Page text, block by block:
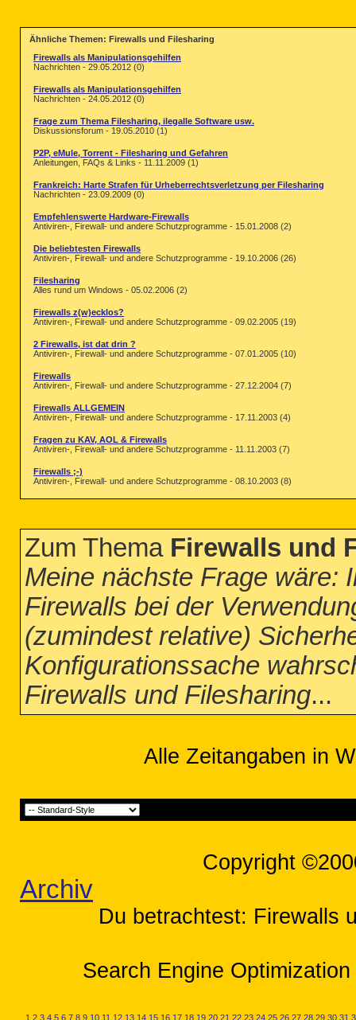
Ähnliche Themen: Firewalls und Filesharing
Firewalls als Manipulationsgehilfen
Nachrichten - 29.05.2012 (0)
Firewalls als Manipulationsgehilfen
Nachrichten - 24.05.2012 (0)
Frage zum Thema Filesharing, ilegalle Software usw.
Diskussionsforum - 19.05.2010 (1)
P2P, eMule, Torrent - Filesharing und Gefahren
Anleitungen, FAQs & Links - 11.11.2009 (1)
Frankreich: Harte Strafen für Urheberrechtsverletzung per Filesharing
Nachrichten - 23.09.2009 (0)
Empfehlenswerte Hardware-Firewalls
Antiviren-, Firewall- und andere Schutzprogramme - 15.01.2008 (2)
Die beliebtesten Firewalls
Antiviren-, Firewall- und andere Schutzprogramme - 19.10.2006 (26)
Filesharing
Alles rund um Windows - 05.02.2006 (2)
Firewalls z(w)ecklos?
Antiviren-, Firewall- und andere Schutzprogramme - 09.02.2005 (19)
2 Firewalls, ist dat drin ?
Antiviren-, Firewall- und andere Schutzprogramme - 07.01.2005 (10)
Firewalls
Antiviren-, Firewall- und andere Schutzprogramme - 27.12.2004 (7)
Firewalls ALLGEMEIN
Antiviren-, Firewall- und andere Schutzprogramme - 17.11.2003 (4)
Fragen zu KAV, AOL & Firewalls
Antiviren-, Firewall- und andere Schutzprogramme - 11.11.2003 (7)
Firewalls ;-)
Antiviren-, Firewall- und andere Schutzprogramme - 08.10.2003 (8)
Zum Thema Firewalls und
Meine nächste Frage wäre:
Firewalls bei der
(zumindest relative)
Konfigurationssache
Firewalls und Filesharing...
Alle Zeitangaben in
Copyright
Archiv
Du betrachtest: Firewalls
Search Engine
1 2 3 4 5 6 7 8 9 10 11 12 13 14 15 16 17 18 19 20 21 22 23 24 25 26 27 28 29 30 31